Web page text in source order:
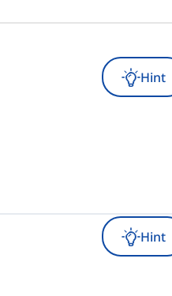
Hint
Hint